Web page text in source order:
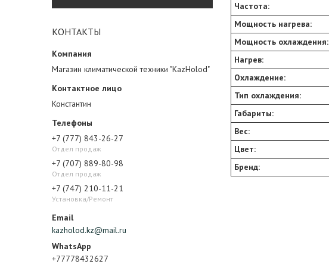
КОНТАКТЫ
Магазин климатической техники "KazHolod"
Константин
+7 (777) 843-26-27
Отдел продаж
+7 (707) 889-80-98
Отдел продаж
+7 (747) 210-11-21
Установка/Ремонт
kazholod.kz@mail.ru
+77778432627
Частота:
Мощность нагрева:
Мощность охлаждения:
Нагрев:
Охлаждение:
Тип охлаждения:
Габариты:
Вес:
Цвет:
Бренд: